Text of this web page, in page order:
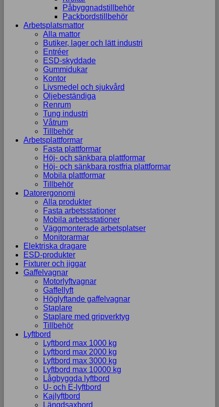
Påbyggnadstillbehör
Packbordstillbehör
Arbetsplatsmattor
Alla mattor
Butiker, lager och lätt industri
Entréer
ESD-skyddade
Gummidukar
Kontor
Livsmedel och sjukvård
Oljebeständiga
Renrum
Tung industri
Våtrum
Tillbehör
Arbetsplattformar
Fasta plattformar
Höj- och sänkbara plattformar
Höj- och sänkbara rostfria plattformar
Mobila plattformar
Tillbehör
Datorergonomi
Alla produkter
Fasta arbetsstationer
Mobila arbetsstationer
Väggmonterade arbetsplatser
Monitorarmar
Elektriska dragare
ESD-produkter
Fixturer och jiggar
Gaffelvagnar
Motorlyftvagnar
Gaffellyft
Höglyftande gaffelvagnar
Staplare
Staplare med gripverktyg
Tillbehör
Lyftbord
Lyftbord max 1000 kg
Lyftbord max 2000 kg
Lyftbord max 3000 kg
Lyftbord max 10000 kg
Lågbyggda lyftbord
U- och E-lyftbord
Kajlyftbord
Längdsaxbord